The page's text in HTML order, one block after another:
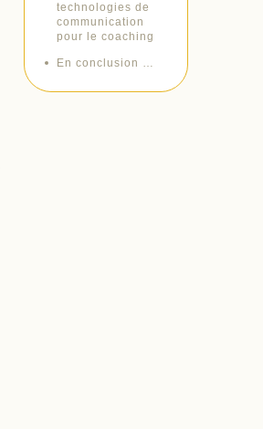
technologies de
communication
pour le coaching
En conclusion …